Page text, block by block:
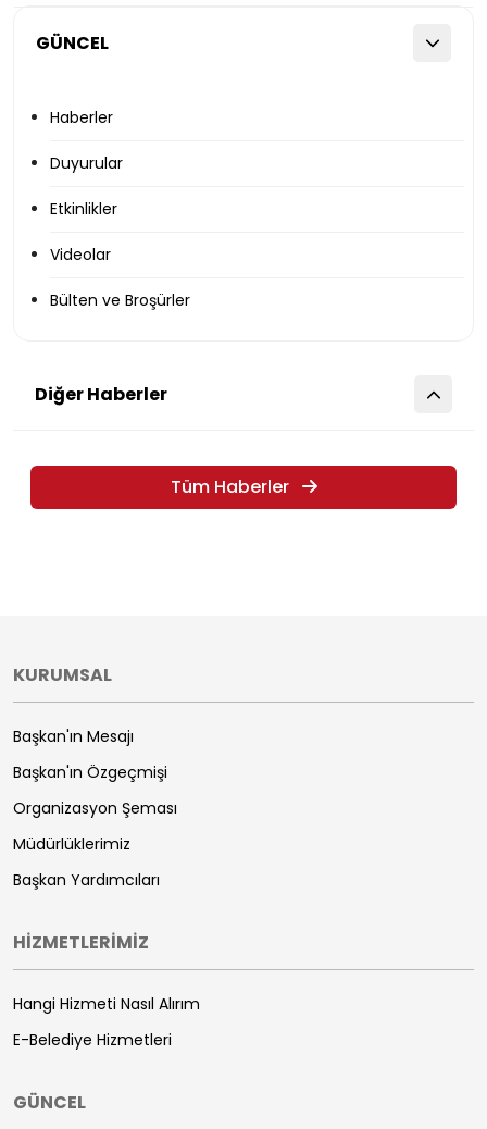
GÜNCEL
Haberler
Duyurular
Etkinlikler
Videolar
Bülten ve Broşürler
Diğer Haberler
Tüm Haberler
KURUMSAL
Başkan'ın Mesajı
Başkan'ın Özgeçmişi
Organizasyon Şeması
Müdürlüklerimiz
Başkan Yardımcıları
HİZMETLERİMİZ
Hangi Hizmeti Nasıl Alırım
E-Belediye Hizmetleri
GÜNCEL